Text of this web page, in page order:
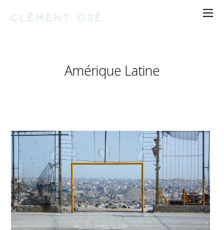
clément osé
Amérique Latine